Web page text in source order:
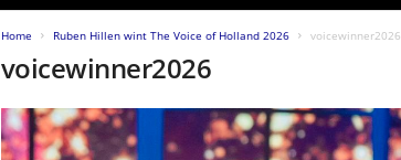
Home Ruben Hillen wint The Voice of Holland 2026 voicewinner2026
voicewinner2026